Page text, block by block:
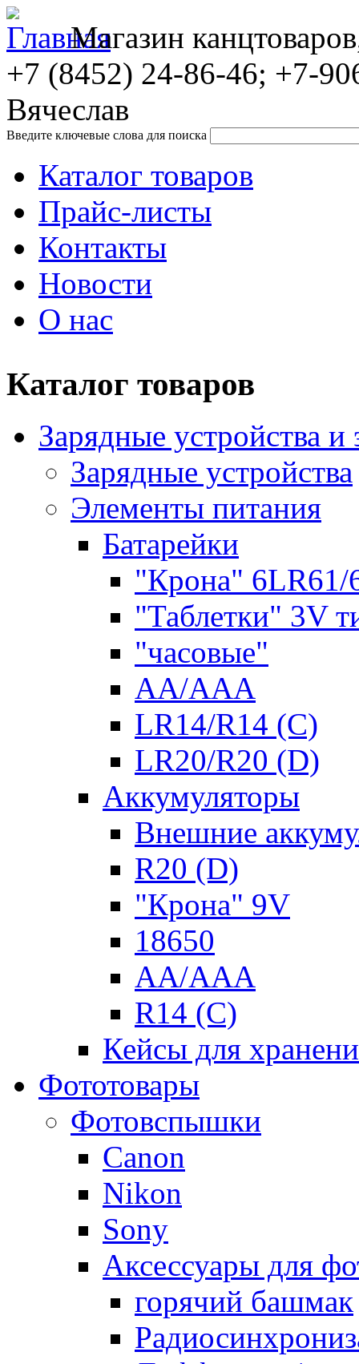
Магазин
+7 (8452) 24-86-46; +7-
Вячеслав
Введите ключевые слова для поиска
Каталог товаров
Прайс-листы
Контакты
Новости
О нас
Каталог товаров
Зарядные устройства
Зарядные устройства
Элементы питания
Батарейки
"Крона" 6LR61/
"Таблетки" 3V
"часовые"
AA/AAA
LR14/R14 (C)
LR20/R20 (D)
Аккумуляторы
Внешние
R20 (D)
"Крона" 9V
18650
AA/AAA
R14 (C)
Кейсы для
Фототовары
Фотовспышки
Canon
Nikon
Sony
Аксессуары для
горячий башмак